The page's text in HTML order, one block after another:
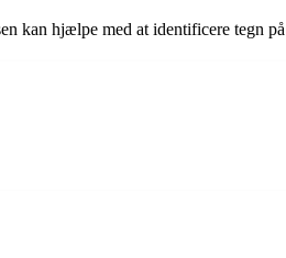
kan hjælpe med at identificere tegn